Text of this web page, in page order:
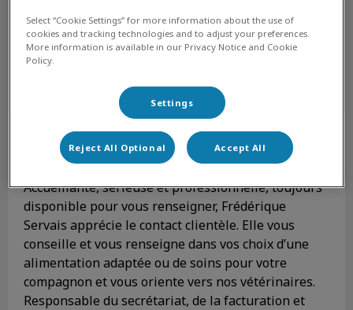
Frédérique ServaisSecrétariat et Assistante
Vétérinaire
Accueillante, sérieuse et professionnelle, toujours
disponible pour vous renseigner, Frédérique
Servais apprécie le contact clientèle. Elle vous
conseille et vous renseigne dans vos choix d’une
alimentation adaptée ou de soins pour votre
compagnon et vous oriente vers nos vétérinaires.
Responsable du secrétariat, de la facturation et
Select “Cookie Settings” for more information about the use of
cookies and tracking technologies and to adjust your preferences.
More information is available in our Privacy Notice and Cookie
Policy.
Settings
Reject All Optional Accept All